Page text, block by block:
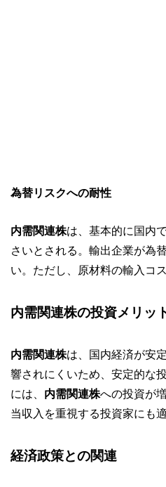
為替リスクへの耐性
内需関連株は、基本的に国内
さいとされる。輸出企業が為
い。ただし、原材料の輸入コ
内需関連株の投資メリッ
内需関連株は、国内経済が安
響されにくいため、安定的な
には、 内需関連株への投資が
当収入を重視する投資家にも
経済政策との関連